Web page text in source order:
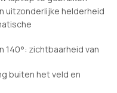
uitzonderlijke helderheid
140°: zichtbaarheid van
buiten het veld en